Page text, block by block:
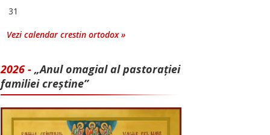
31
Vezi calendar crestin ortodox »
2026 - „Anul omagial al pastorației
familiei creștine”